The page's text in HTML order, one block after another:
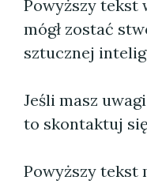
Powyższy tekst
mógł zostać
sztucznej
Jeśli masz
to skontaktuj
Powyższy tekst